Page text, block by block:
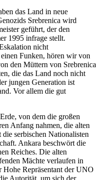
das Land in neue
Srebrenica wird
geführt, der den
1995 infrage stellt.
nicht
Funken, hören wir von
den Müttern von Srebrenica
die das Land noch nicht
jungen Generation ist
Vor allem die gut
von dem die großen
Anfang nahmen, die alten
serbischen Nationalisten
Ankara beschwört die
Reiches. Die alten
Mächte verlaufen in
Repräsentant der UNO
Autorität, um sich der